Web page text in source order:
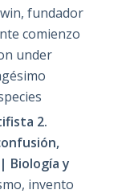
fundador
comienzo
under
2.
Biología y
invento